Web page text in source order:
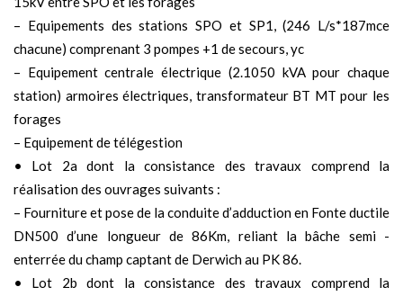
– Equipements des stations SPO et SP1, (246 L/s*187mce
chacune) comprenant 3 pompes +1 de secours, yc
– Equipement centrale électrique (2.1050 kVA pour chaque
station) armoires électriques, transformateur BT MT pour les
forages
– Equipement de télégestion
• Lot 2a dont la consistance des travaux comprend la
réalisation des ouvrages suivants :
– Fourniture et pose de la conduite d’adduction en Fonte ductile
DN500 d’une longueur de 86Km, reliant la bâche semi -
enterrée du champ captant de Derwich au PK 86.
• Lot 2b dont la consistance des travaux comprend la